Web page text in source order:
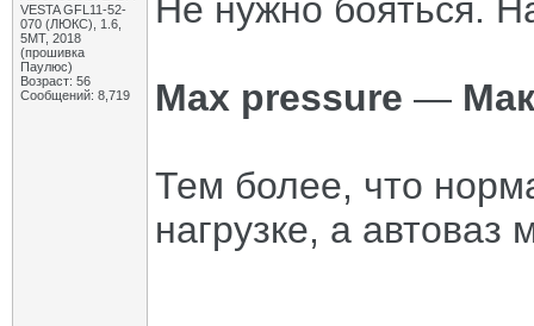
VESTA GFL11-52-
070 (ЛЮКС), 1.6,
5МТ, 2018
(прошивка
Паулюс)
Возраст: 56
Сообщений: 8,719
Не нужно бояться.
Max pressure —
Тем более, что
нагрузке, а автоваз